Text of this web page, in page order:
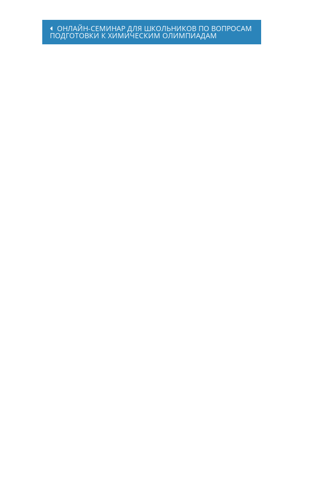
Post
navigation
ОНЛАЙН-СЕМИНАР ДЛЯ ШКОЛЬНИКОВ ПО ВОПРОСАМ
ПОДГОТОВКИ К ХИМИЧЕСКИМ ОЛИМПИАДАМ